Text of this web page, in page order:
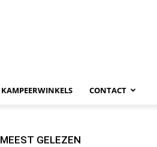
KAMPEERWINKELS CONTACT
MEEST GELEZEN